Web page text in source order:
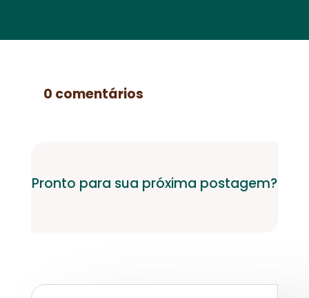
0 comentários
Pronto para sua próxima postagem?